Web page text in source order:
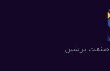
صنعت پرشین